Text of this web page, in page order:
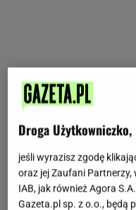
Droga
jeśli wyrazisz zgodę
oraz jej Zaufani Partnerzy,
IAB, jak również Agora
Gazeta.pl sp. z o.o., będą